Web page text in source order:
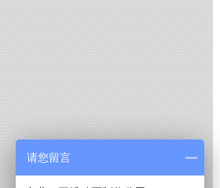
请您留言